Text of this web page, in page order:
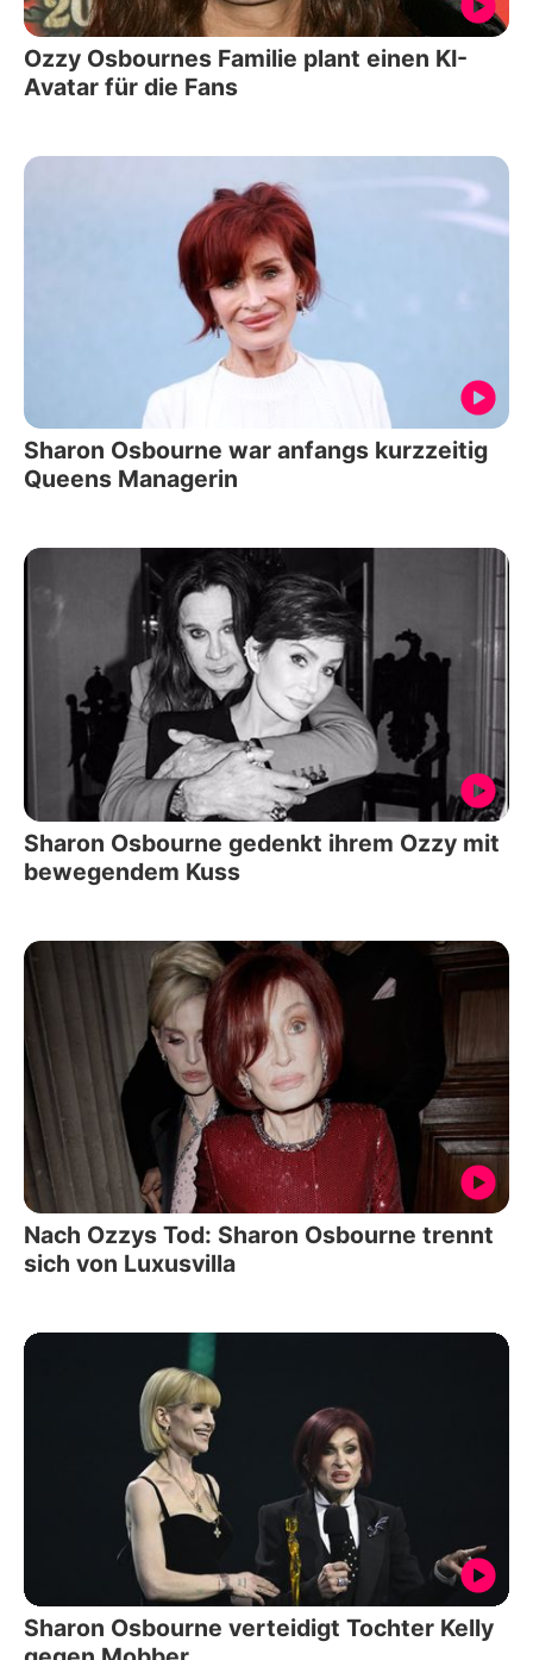
Ozzy Osbournes Familie plant einen KI-
Avatar für die Fans
Sharon Osbourne war anfangs kurzzeitig
Queens Managerin
Sharon Osbourne gedenkt ihrem Ozzy mit
bewegendem Kuss
Nach Ozzys Tod: Sharon Osbourne trennt
sich von Luxusvilla
Sharon Osbourne verteidigt Tochter Kelly